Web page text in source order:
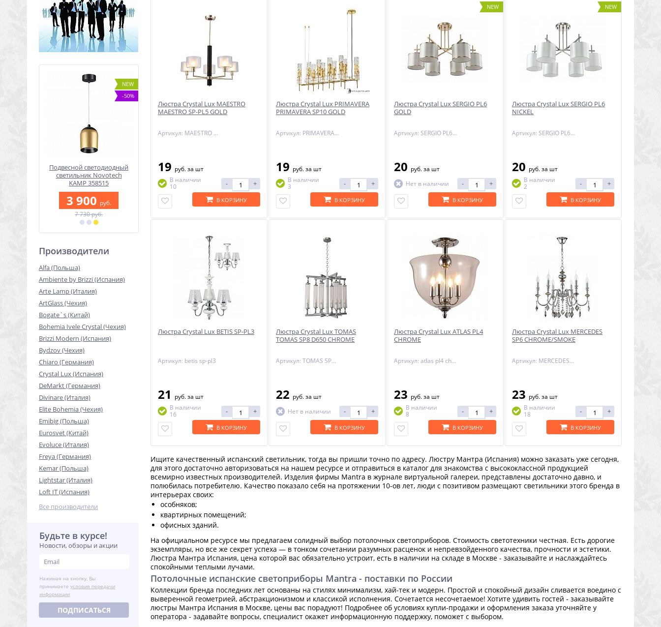
NEW
-50%
Подвесной светодиодный
светильник Novotech
KAMP 358515
3 900 руб.
7 730 руб.
Подвесной светодиодный
светильник Lumion LENNY
3724/24L
7 490
руб.
Производители
Alfa (Польша)
Ambiente by Brizzi (Испания)
Arte Lamp (Италия)
ArtGlass (Чехия)
Bogate`s (Китай)
Bohemia Ivele Crystal (Чехия)
Brizzi Modern (Испания)
Bydzov (Чехия)
Chiaro (Германия)
Crystal Lux (Испания)
DeMarkt (Германия)
Divinare (Италия)
Elite Bohemia (Чехия)
Emibig (Польша)
Eurosvet (Китай)
Evoluce (Италия)
Freya (Германия)
Kemar (Польша)
Lightstar (Италия)
Loft IT (Испания)
Все производители
Будьте в курсе!
Новости, обзоры и акции
Нажимая на кнопку, Вы
принимаете условия передачи
информации
ПОДПИСАТЬСЯ
Люстра Crystal Lux MAESTRO
MAESTRO SP-PL5 GOLD
Артикул: MAESTRO SP-PL5 GOLD
19 руб.за шт
В наличии
10
- +
В КОРЗИНУ
Люстра Crystal Lux PRIMAVERA
PRIMAVERA SP10 GOLD
Артикул: PRIMAVERA SP10 GOLD
19 руб.за шт
В наличии
3
- +
В КОРЗИНУ
NEW
Люстра Crystal Lux SERGIO PL6
GOLD
Артикул: SERGIO PL6 GOLD
20 руб.за шт
Нет в наличии
- +
В КОРЗИНУ
NEW
Люстра Crystal Lux SERGIO PL6
NICKEL
Артикул: SERGIO PL6 NICKEL
20 руб.за шт
В наличии
2
- +
В КОРЗИНУ
Люстра Crystal Lux BETIS SP-PL3
Артикул: betis sp-pl3
21 руб.за шт
В наличии
16
- +
В КОРЗИНУ
Люстра Crystal Lux TOMAS
TOMAS SP8 D650 CHROME
Артикул: TOMAS SP8 D650 CHROME
22 руб.за шт
Нет в наличии
- +
В КОРЗИНУ
Люстра Crystal Lux ATLAS PL4
CHROME
Артикул: atlas pl4 chrome
23 руб.за шт
В наличии
8
- +
В КОРЗИНУ
Люстра Crystal Lux MERCEDES
SP6 CHROME/SMOKE
Артикул: MERCEDES SP6 CHROME/SMOKE
23 руб.за шт
В наличии
18
- +
В КОРЗИНУ
Ищите качественный испанский светильник, тогда вы пришли точно по адресу. Люстру Мантра (Испания) можно заказать уже сегодня,
для этого достаточно авторизоваться на нашем ресурсе и отправиться в каталог для знакомства с высококлассной продукцией
всемирно известных производителей. Изделия фирмы Mantra в журнале виртуальной галереи, представлены достаточно давно, и
полюбилась потребителю. Качество показало себя на протяжении 10-ов лет, люди с позитивом размещают светильники этого бренда в
интерьерах своих:
особняков;
квартирных помещений;
офисных зданий.
На официальном ресурсе мы предлагаем солидный выбор потолочных светоприборов. Стоимость светотехники честная. Есть дорогие
экземпляры, но все же секрет успеха — в тонком сочетании разумных расценок и непревзойденного качества, прочности и эстетики.
Люстра Мантра Испания, цена которой вас обязательно устроит, есть в наличии на складе в Москве - заказывайте и наслаждайтесь
спокойными теплыми лучами.
Потолочные испанские светоприборы Mantra - поставки по России
Коллекции бренда последних лет основаны на стилях минимализм, хай-тек и модерн. Простой и спокойный дизайн сливается воедино с
выверенной геометрией, абстракционизмом и классикой исполнения. Сочетается несочетаемое! Хотите удивить гостей - заказывайте
люстры Мантра Испания в Москве, цены вас порадуют! Подробнее об условиях купли-продажи и оформления заказа уточняйте у
оператора - задавайте вопросы, специалист окажет информационную поддержку, поможет с выбором.